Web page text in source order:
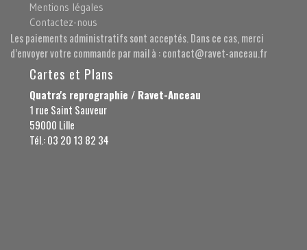
Mentions légales
Contactez-nous
Les paiements administratifs sont acceptés. Dans ce cas, merci
d’envoyer votre commande par mail à : contact@ravet-anceau.fr
Cartes et Plans
Quatra's reprographie / Ravet-Anceau
1 rue Saint Sauveur
59000 Lille
Tél.: 03 20 13 82 34